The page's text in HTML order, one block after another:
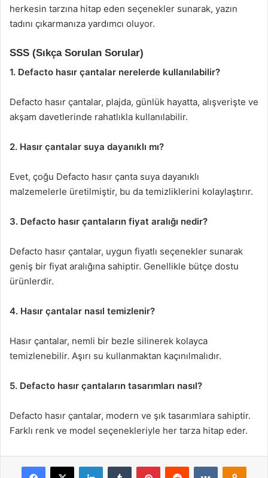
herkesin tarzına hitap eden seçenekler sunarak, yazın
tadını çıkarmanıza yardımcı oluyor.
SSS (Sıkça Sorulan Sorular)
1. Defacto hasır çantalar nerelerde kullanılabilir?
Defacto hasır çantalar, plajda, günlük hayatta, alışverişte ve
akşam davetlerinde rahatlıkla kullanılabilir.
2. Hasır çantalar suya dayanıklı mı?
Evet, çoğu Defacto hasır çanta suya dayanıklı
malzemelerle üretilmiştir, bu da temizliklerini kolaylaştırır.
3. Defacto hasır çantaların fiyat aralığı nedir?
Defacto hasır çantalar, uygun fiyatlı seçenekler sunarak
geniş bir fiyat aralığına sahiptir. Genellikle bütçe dostu
ürünlerdir.
4. Hasır çantalar nasıl temizlenir?
Hasır çantalar, nemli bir bezle silinerek kolayca
temizlenebilir. Aşırı su kullanmaktan kaçınılmalıdır.
5. Defacto hasır çantaların tasarımları nasıl?
Defacto hasır çantalar, modern ve şık tasarımlara sahiptir.
Farklı renk ve model seçenekleriyle her tarza hitap eder.
Facebook
X LinkedInTumblr PinterestReddit VKontakte